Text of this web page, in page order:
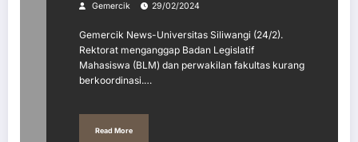
Gemercik 29/02/2024
Gemercik News-Universitas Siliwangi (24/2).
Rektorat menganggap Badan Legislatif
Mahasiswa (BLM) dan perwakilan fakultas kurang
berkoordinasi.…
Read More